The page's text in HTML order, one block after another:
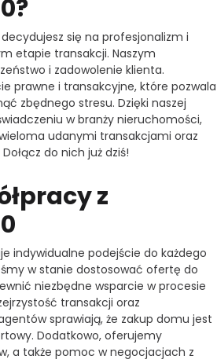
się na profesjonalizm i
etapie transakcji. Naszym
i zadowolenie klienta.
prawne i transakcyjne, które pozwala
zbędnego stresu. Dzięki naszej
w branży nieruchomości,
udanymi transakcjami oraz
do nich już dziś!
z
indywidualne podejście do każdego
w stanie dostosować ofertę do
niezbędne wsparcie w procesie
transakcji oraz
sprawiają, że zakup domu jest
Dodatkowo, oferujemy
a także pomoc w negocjacjach z